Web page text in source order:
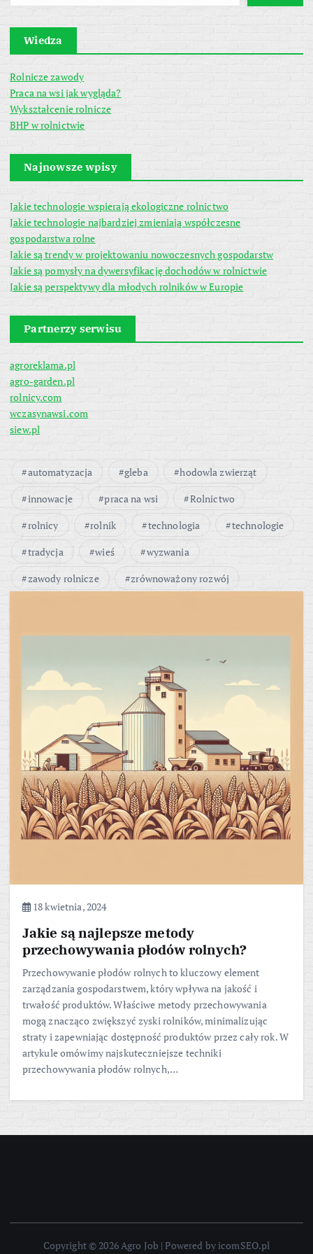
Wiedza
Rolnicze zawody
Praca na wsi jak wygląda?
Wykształcenie rolnicze
BHP w rolnictwie
Najnowsze wpisy
Jakie technologie wspierają ekologiczne rolnictwo
Jakie technologie najbardziej zmieniają współczesne
gospodarstwa rolne
Jakie są trendy w projektowaniu nowoczesnych gospodarstw
Jakie są pomysły na dywersyfikację dochodów w rolnictwie
Jakie są perspektywy dla młodych rolników w Europie
Partnerzy serwisu
agroreklama.pl
agro-garden.pl
rolnicy.com
wczasynawsi.com
siew.pl
automatyzacja gleba
hodowla zwierząt
innowacje
praca na wsi
Rolnictwo
rolnicy
rolnik technologia
technologie
tradycja
wieś
wyzwania
zawody rolnicze
zrównoważony rozwój
18 kwietnia, 2024
Jakie są najlepsze metody
przechowywania płodów rolnych?
Przechowywanie płodów rolnych to kluczowy element
zarządzania gospodarstwem, który wpływa na jakość i
trwałość produktów. Właściwe metody przechowywania
mogą znacząco zwiększyć zyski rolników, minimalizując
straty i zapewniając dostępność produktów przez cały rok. W
artykule omówimy najskuteczniejsze techniki
przechowywania płodów rolnych,…
Copyright © 2026 Agro Job | Powered by icomSEO.pl